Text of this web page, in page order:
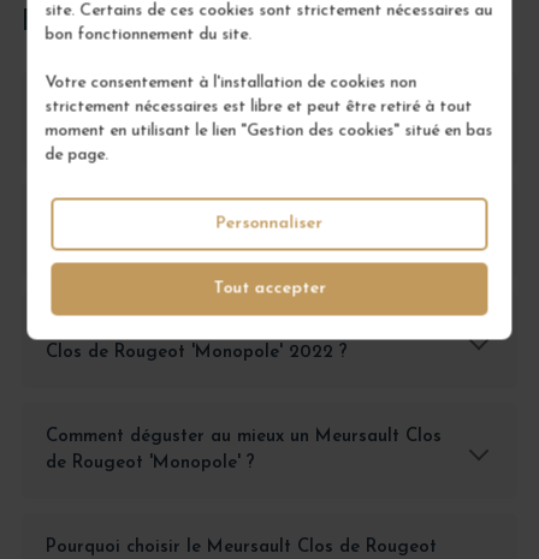
site. Certains de ces cookies sont strictement nécessaires au
bon fonctionnement du site.
Votre consentement à l'installation de cookies non
strictement nécessaires est libre et peut être retiré à tout
moment en utilisant le lien "Gestion des cookies" situé en bas
de page.
Tout accepter
Personnaliser
FOIRE AUX QUESTIONS
Comment conserver un Meursault Clos de
Rougeot 'Monopole' 2022 ?
Avec quels plats associer un Meursault Clos de
Rougeot 'Monopole' ?
Clos de Rougeot 'Monopole' 2022 ?
Comment déguster au mieux un Meursault Clos
de Rougeot 'Monopole' ?
Pourquoi choisir le Meursault Clos de Rougeot